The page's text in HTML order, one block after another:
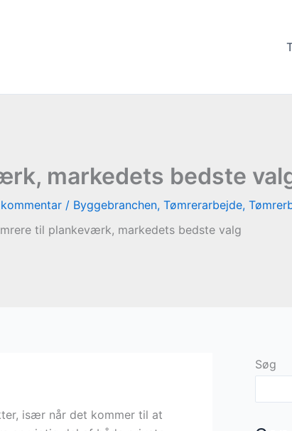
markedets bedste
/ Byggebranchen, Tømrerarbejde,
til plankeværk, markedets bedste valg
især når det kommer til at
Søg